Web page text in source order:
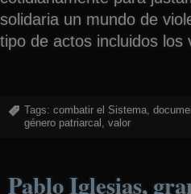
solidaria un mundo de
tipo de actos incluidos los
Tags: combatir el Sistema,
género patriarcal , valor
Pablo Iglesias,